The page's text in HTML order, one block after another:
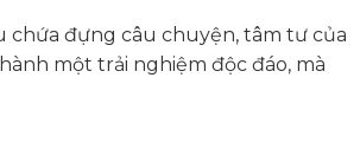
chứa đựng câu chuyện, tâm tư của
một trải nghiệm độc đáo, mà